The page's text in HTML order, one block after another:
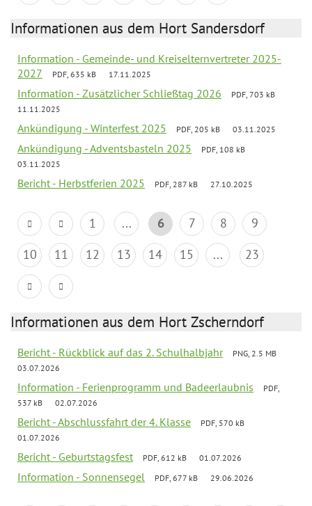
Informationen aus dem Hort Sandersdorf
Information - Gemeinde- und Kreiselternvertreter 2025-
2027
PDF, 635 kB 17.11.2025
Information - Zusätzlicher Schließtag 2026
PDF, 703 kB
11.11.2025
Ankündigung - Winterfest 2025 PDF, 205 kB 03.11.2025
Ankündigung - Adventsbasteln 2025
PDF, 108 kB
03.11.2025
Bericht - Herbstferien 2025 PDF, 287 kB 27.10.2025
1 ... 6 7 8
9
10
11 12 13 14 15 ... 23
Informationen aus dem Hort Zscherndorf
Bericht - Rückblick auf das 2. Schulhalbjahr
PNG, 2.5 MB
03.07.2026
Information - Ferienprogramm und Badeerlaubnis
PDF,
537 kB
02.07.2026
Bericht - Abschlussfahrt der 4. Klasse
PDF, 570 kB
01.07.2026
Bericht - Geburtstagsfest PDF, 612 kB 01.07.2026
Information - Sonnensegel PDF, 677 kB 29.06.2026